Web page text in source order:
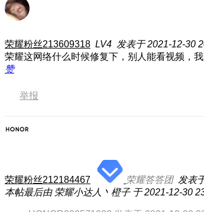
荣耀粉丝213609318 LV4 发表于 2021-12-30
荣耀这网络什么时候修复下，别人能看视频，
赞
举报
荣耀粉丝212184467 荣耀答答团 发表
本帖最后由 荣耀小达人丶橙子 于 2021-12-30